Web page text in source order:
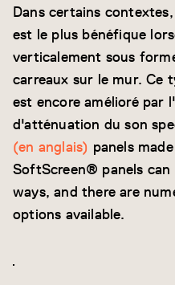
Dans certains
est le plus bénéfique
verticalement sous
carreaux sur le mur. Ce
est encore amélioré par
d'atténuation du son
(en anglais) panels
SoftScreen® panels
ways, and there are
options available.